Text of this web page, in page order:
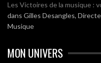
Les Victoires de la musique :
dans Gilles Desangles,
Musique
MON UNIVERS